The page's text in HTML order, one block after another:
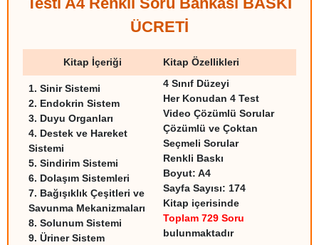
ÜCRETİ
Kitap İçeriği Kitap Özellikleri
1. Sinir Sistemi
2. Endokrin Sistem
3. Duyu Organları
4. Destek ve Hareket
Sistemi
5. Sindirim Sistemi
6. Dolaşım Sistemleri
7. Bağışıklık Çeşitleri ve
Savunma Mekanizmaları
8. Solunum Sistemi
9. Üriner Sistem
4 Sınıf Düzeyi
Her Konudan 4 Test
Video Çözümlü Sorular
Çözümlü ve Çoktan
Seçmeli Sorular
Renkli Baskı
Boyut: A4
Sayfa Sayısı: 174
Kitap içerisinde
Toplam 729 Soru
bulunmaktadır